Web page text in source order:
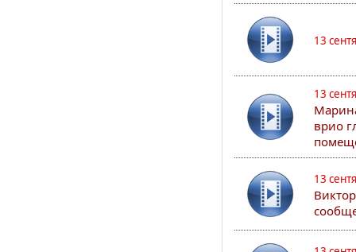
13
13
врио
13